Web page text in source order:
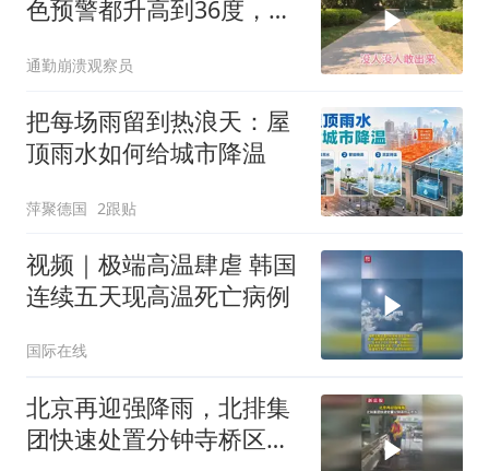
色预警都升高到36度，我
通勤崩溃观察员
把每场雨留到热浪天：屋
顶雨水如何给城市降温
萍聚德国 2跟贴
视频｜极端高温肆虐 韩国
连续五天现高温死亡病例
国际在线
北京再迎强降雨，北排集
团快速处置分钟寺桥区积